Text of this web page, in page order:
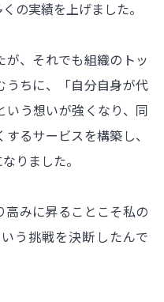
の実績を上げました。
、それでも組織のトッ
うちに、「自分自身が代
いう想いが強くなり、同
るサービスを構築し、
りました。
みに昇ることこそ私の
う挑戦を決断したんで